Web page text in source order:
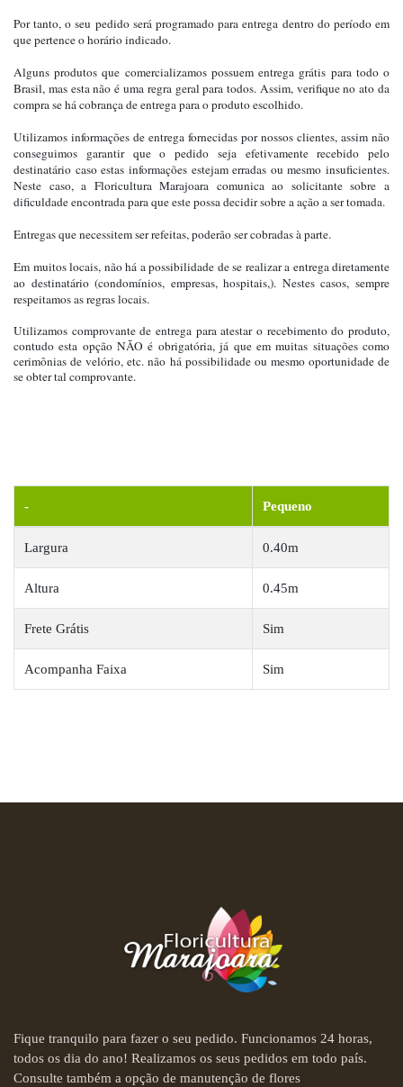
Por tanto, o seu pedido será programado para entrega dentro do período em
que pertence o horário indicado.
Alguns produtos que comercializamos possuem entrega grátis para todo o
Brasil, mas esta não é uma regra geral para todos. Assim, verifique no ato da
compra se há cobrança de entrega para o produto escolhido.
Utilizamos informações de entrega fornecidas por nossos clientes, assim não
conseguimos garantir que o pedido seja efetivamente recebido pelo
destinatário caso estas informações estejam erradas ou mesmo insuficientes.
Neste caso, a Floricultura Marajoara comunica ao solicitante sobre a
dificuldade encontrada para que este possa decidir sobre a ação a ser tomada.
Entregas que necessitem ser refeitas, poderão ser cobradas à parte.
Em muitos locais, não há a possibilidade de se realizar a entrega diretamente
ao destinatário (condomínios, empresas, hospitais,). Nestes casos, sempre
respeitamos as regras locais.
Utilizamos comprovante de entrega para atestar o recebimento do produto,
contudo esta opção NÃO é obrigatória, já que em muitas situações como
cerimônias de velório, etc. não há possibilidade ou mesmo oportunidade de
se obter tal comprovante.
- Pequeno
Largura 0.40m
Altura 0.45m
Frete Grátis Sim
Acompanha Faixa Sim
Fique tranquilo para fazer o seu pedido. Funcionamos 24 horas,
todos os dia do ano! Realizamos os seus pedidos em todo país.
Consulte também a opção de manutenção de flores